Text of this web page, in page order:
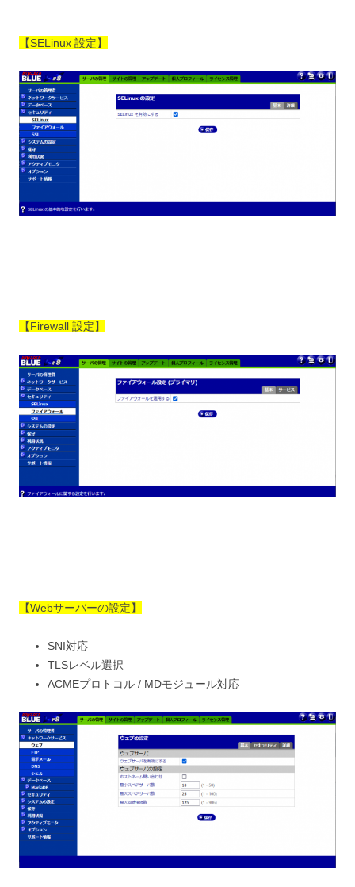
【SELinux 設定】
【Firewall 設定】
【Webサーバーの設定】
SNI対応
TLSレベル選択
ACMEプロトコル / MDモジュール対応